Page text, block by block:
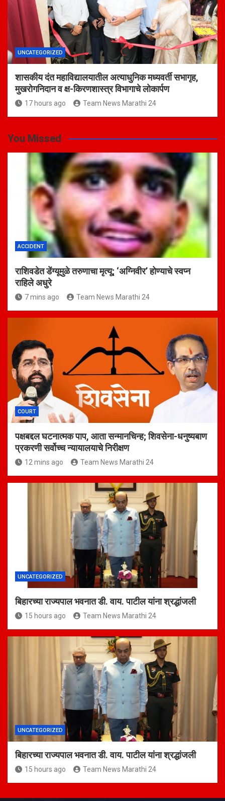
UNCATEGORIZED
शासकीय दंत महाविद्यालयातील अत्याधुनिक मध्यवर्ती सभागृह,
मुखरोगनिदान व क्ष-किरणशास्त्र विभागाचे लोकार्पण
17 hours ago Team News Marathi 24
You Missed
ACCIDENT
राशिवडेत डेंग्यूमुळे तरुणाचा मृत्यू; ‘अग्निवीर’ होण्याचे स्वप्न
राहिले अधुरे
7 mins ago Team News Marathi 24
COURT
पक्षबद्दल घटनात्मक पाप, आता सन्मानचिन्ह; शिवसेना-धनुष्यबाण
प्रकरणी सर्वोच्च न्यायालयाचे निरीक्षण
12 mins ago Team News Marathi 24
UNCATEGORIZED
बिहारच्या राज्यपाल भवनात डी. वाय. पाटील यांना श्रद्धांजली
15 hours ago Team News Marathi 24
UNCATEGORIZED
बिहारच्या राज्यपाल भवनात डी. वाय. पाटील यांना श्रद्धांजली
15 hours ago Team News Marathi 24